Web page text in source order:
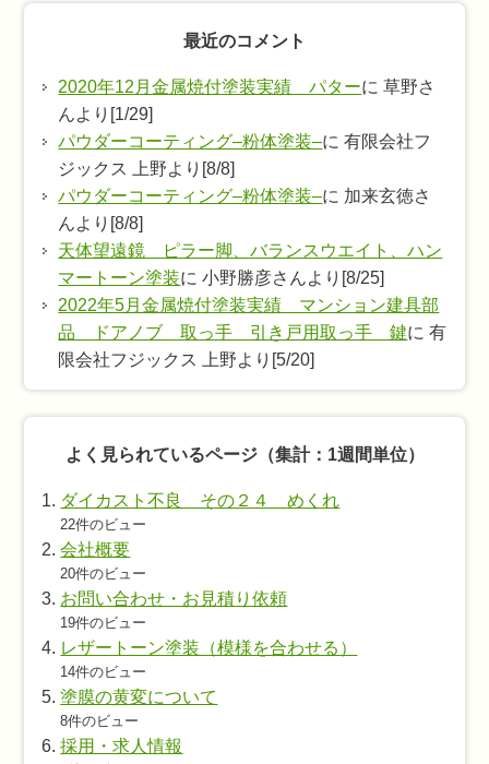
最近のコメント
2020年12月金属焼付塗装実績 パターに 草野さ
んより[1/29]
パウダーコーティング–粉体塗装–に 有限会社フ
ジックス 上野より[8/8]
パウダーコーティング–粉体塗装–に 加来玄徳さ
んより[8/8]
天体望遠鏡 ピラー脚、バランスウエイト、ハン
マートーン塗装に 小野勝彦さんより[8/25]
2022年5月金属焼付塗装実績 マンション建具部
品 ドアノブ 取っ手 引き戸用取っ手 鍵に 有
限会社フジックス 上野より[5/20]
よく見られているページ（集計：1週間単位）
ダイカスト不良 その２４ めくれ
22件のビュー
会社概要
20件のビュー
お問い合わせ・お見積り依頼
19件のビュー
レザートーン塗装（模様を合わせる）
14件のビュー
塗膜の黄変について
8件のビュー
採用・求人情報